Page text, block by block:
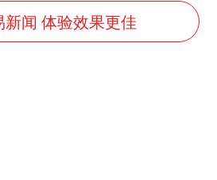
闻 体验效果更佳